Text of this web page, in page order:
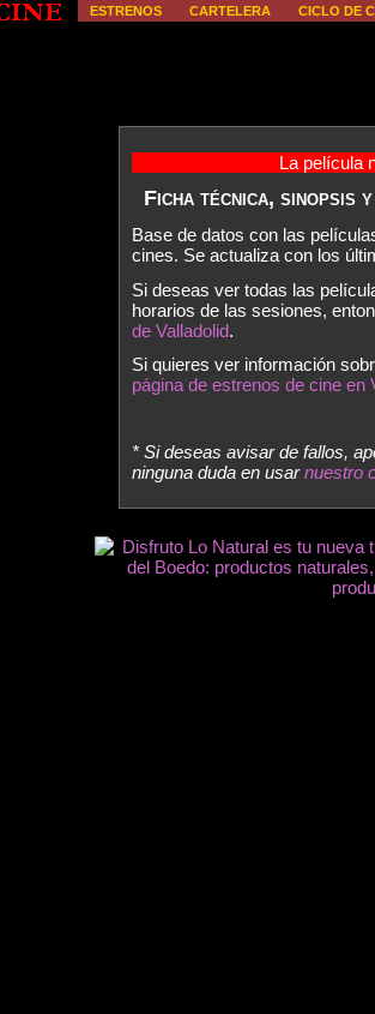
ESTRENOS CARTELERA CICLO DE
La película
Ficha técnica, sinopsis
Base de datos con las
cines. Se actualiza con los
Si deseas ver todas las
horarios de las sesiones,
de Valladolid.
Si quieres ver información
página de estrenos de cine en
* Si deseas avisar de fallos,
ninguna duda en usarnuestro